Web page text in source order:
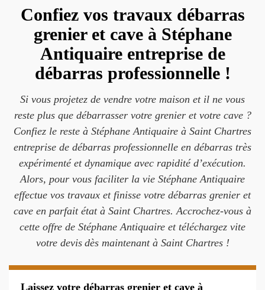
Confiez vos travaux débarras
grenier et cave à Stéphane
Antiquaire entreprise de
débarras professionnelle !
Si vous projetez de vendre votre maison et il ne vous
reste plus que débarrasser votre grenier et votre cave ?
Confiez le reste à Stéphane Antiquaire à Saint Chartres
entreprise de débarras professionnelle en débarras très
expérimenté et dynamique avec rapidité d’exécution.
Alors, pour vous faciliter la vie Stéphane Antiquaire
effectue vos travaux et finisse votre débarras grenier et
cave en parfait état à Saint Chartres. Accrochez-vous à
cette offre de Stéphane Antiquaire et téléchargez vite
votre devis dès maintenant à Saint Chartres !
Laissez votre débarras grenier et cave à